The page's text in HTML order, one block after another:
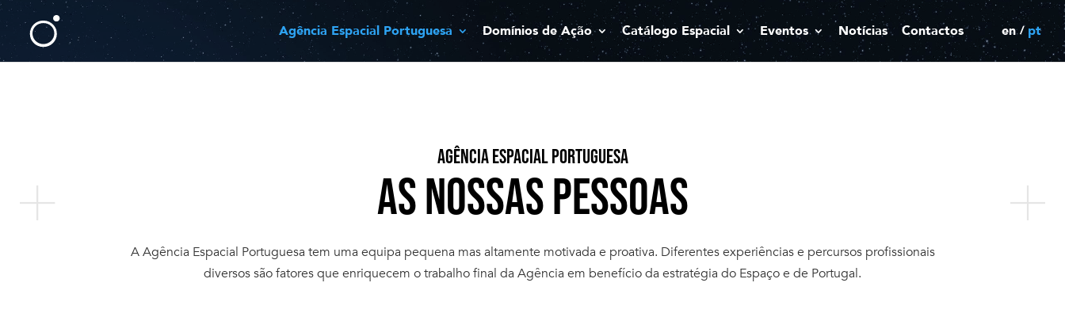
Agência Espacial Portuguesa Domínios de Ação Catálogo Espacial Eventos Notícias Contactos en pt
AGÊNCIA ESPACIAL PORTUGUESA
AS NOSSAS PESSOAS
A Agência Espacial Portuguesa tem uma equipa pequena mas altamente motivada e proativa. Diferentes experiências e percursos profissionais
diversos são fatores que enriquecem o trabalho final da Agência em benefício da estratégia do Espaço e de Portugal.